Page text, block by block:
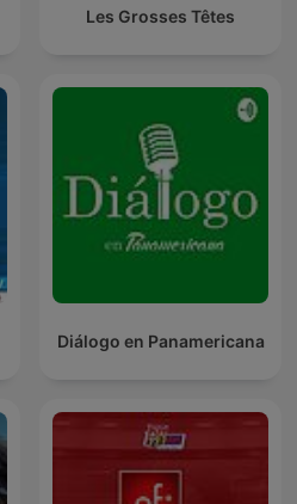
Les Grosses Têtes
Diálogo en Panamericana